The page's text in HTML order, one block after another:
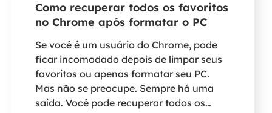
Como recuperar todos os favoritos
no Chrome após formatar o PC
Se você é um usuário do Chrome, pode
ficar incomodado depois de limpar seus
favoritos ou apenas formatar seu PC.
Mas não se preocupe. Sempre há uma
saída. Você pode recuperar todos os